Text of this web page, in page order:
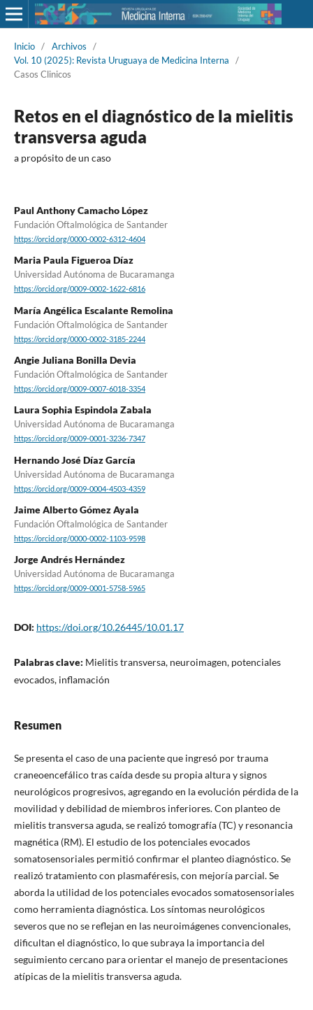
Inicio / Archivos
/
Vol. 10 (2025): Revista Uruguaya de Medicina Interna
/
Casos Clinicos
Retos en el diagnóstico de la mielitis
transversa aguda
a propósito de un caso
Paul Anthony Camacho López
Fundación Oftalmológica de Santander
https://orcid.org/0000-0002-6312-4604
Maria Paula Figueroa Díaz
Universidad Autónoma de Bucaramanga
https://orcid.org/0009-0002-1622-6816
María Angélica Escalante Remolina
Fundación Oftalmológica de Santander
https://orcid.org/0000-0002-3185-2244
Angie Juliana Bonilla Devia
Fundación Oftalmológica de Santander
https://orcid.org/0009-0007-6018-3354
Laura Sophia Espindola Zabala
Universidad Autónoma de Bucaramanga
https://orcid.org/0009-0001-3236-7347
Hernando José Díaz García
Universidad Autónoma de Bucaramanga
https://orcid.org/0009-0004-4503-4359
Jaime Alberto Gómez Ayala
Fundación Oftalmológica de Santander
https://orcid.org/0000-0002-1103-9598
Jorge Andrés Hernández
Universidad Autónoma de Bucaramanga
https://orcid.org/0009-0001-5758-5965
DOI: https://doi.org/10.26445/10.01.17
Palabras clave: Mielitis transversa, neuroimagen, potenciales
evocados, inflamación
Resumen
Se presenta el caso de una paciente que ingresó por trauma
craneoencefálico tras caída desde su propia altura y signos
neurológicos progresivos, agregando en la evolución pérdida de la
movilidad y debilidad de miembros inferiores. Con planteo de
mielitis transversa aguda, se realizó tomografía (TC) y resonancia
magnética (RM). El estudio de los potenciales evocados
somatosensoriales permitió confirmar el planteo diagnóstico. Se
realizó tratamiento con plasmaféresis, con mejoría parcial. Se
aborda la utilidad de los potenciales evocados somatosensoriales
como herramienta diagnóstica. Los síntomas neurológicos
severos que no se reflejan en las neuroimágenes convencionales,
dificultan el diagnóstico, lo que subraya la importancia del
seguimiento cercano para orientar el manejo de presentaciones
atípicas de la mielitis transversa aguda.